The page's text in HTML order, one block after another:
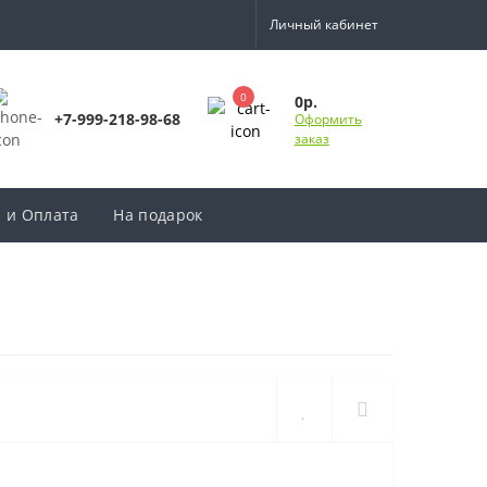
Личный кабинет
+7-999-218-98-68
0 0р.
Оформить
заказ
и Оплата На подарок